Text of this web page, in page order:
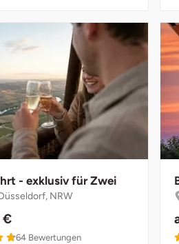
- exklusiv für Zwei
NRW
€
64 Bewertungen